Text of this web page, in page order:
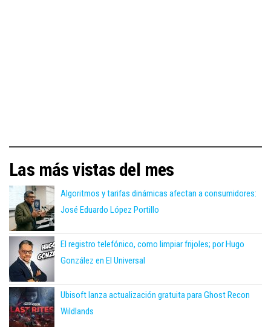
Las más vistas del mes
Algoritmos y tarifas dinámicas afectan a consumidores:
José Eduardo López Portillo
El registro telefónico, como limpiar frijoles; por Hugo
González en El Universal
Ubisoft lanza actualización gratuita para Ghost Recon
Wildlands